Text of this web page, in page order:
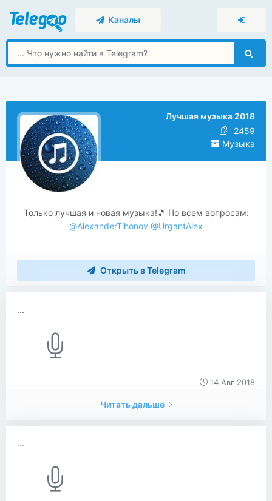
Каналы
Лучшая музыка 2018
2459
Музыка
Только лучшая и новая музыка!🎵 По всем вопросам:
@AlexanderTihonov @UrgantAlex
Открыть в Telegram
...
14 Авг 2018
Читать дальше
...